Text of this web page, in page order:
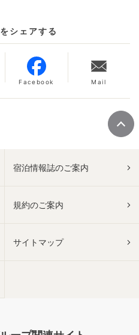
シェアする
Facebook Mail
宿泊情報誌のご案内
規約のご案内
サイトマップ